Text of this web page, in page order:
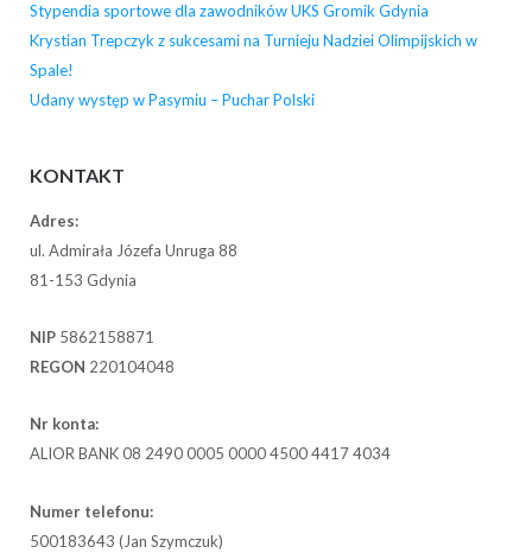
Stypendia sportowe dla zawodników UKS Gromik Gdynia
Krystian Trepczyk z sukcesami na Turnieju Nadziei Olimpijskich w
Spale!
Udany występ w Pasymiu – Puchar Polski
KONTAKT
Adres:
ul. Admirała Józefa Unruga 88
81-153 Gdynia
NIP 5862158871
REGON 220104048
Nr konta:
ALIOR BANK 08 2490 0005 0000 4500 4417 4034
Numer telefonu:
500183643 (Jan Szymczuk)